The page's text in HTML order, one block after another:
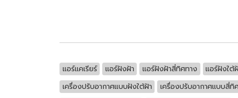
แอร์แคเรียร์ แอร์ฝังฝ้า แอร์ฝังฝ้าสี่ทิศทาง แอร์ฝังใต้
เครื่องปรับอากาศแบบฝังใต้ฝ้า
เครื่องปรับอากาศแบบสี่ทิ